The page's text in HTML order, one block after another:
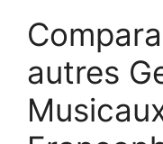
autres